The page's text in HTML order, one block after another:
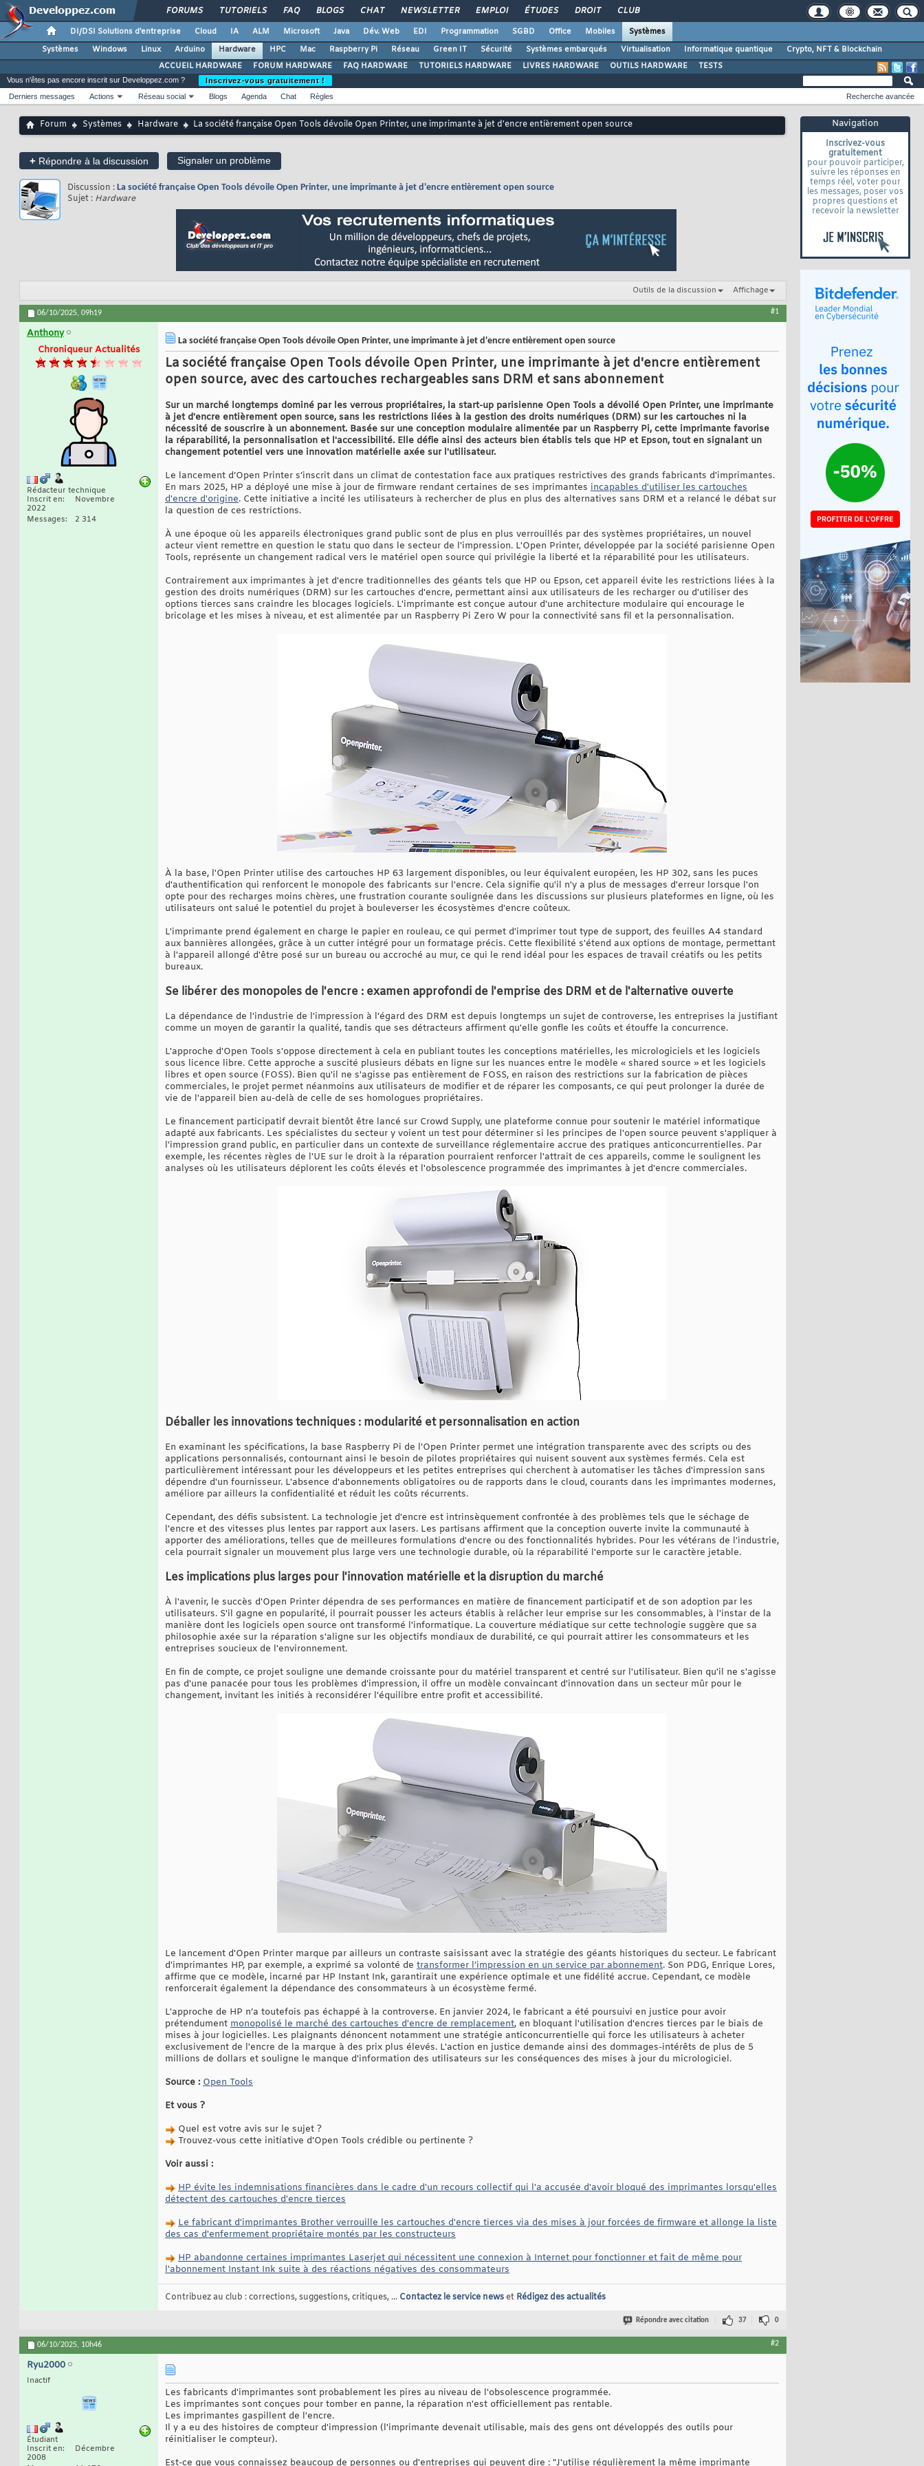
FORUMS TUTORIELS FAQ BLOGS CHAT NEWSLETTER EMPLOI ÉTUDES DROIT CLUB
DI/DSI Solutions d'entreprise Cloud IA ALM Microsoft Java Dév. Web EDI Programmation SGBD Office Mobiles
Systèmes
Systèmes
Windows Linux Arduino Hardware HPC Mac Raspberry Pi Réseau Green IT Sécurité Systèmes embarqués Virtualisation Informatique quantique
Crypto, NFT & Blockchain
ACCUEIL HARDWARE
FORUM HARDWARE FAQ HARDWARE TUTORIELS HARDWARE LIVRES HARDWARE OUTILS HARDWARE TESTS
Navigation
Inscrivez-vous
gratuitement
pour pouvoir participer,
suivre les réponses en
temps réel, voter pour
les messages, poser vos
propres questions et
recevoir la newsletter
Vous n'êtes pas encore inscrit sur Developpez.com ?
Inscrivez-vous gratuitement !
Derniers messages
Actions Réseau social Blogs Agenda Chat Règles Recherche avancée
Forum Systèmes Hardware La société française Open Tools dévoile Open Printer, une imprimante à jet d'encre entièrement open source
+ Répondre à la discussion Signaler un problème
Discussion : La société française Open Tools dévoile Open Printer, une imprimante à jet d'encre entièrement open source
Sujet : Hardware
Outils de la discussion Affichage
06/10/2025, 09h19 #1
Anthony
Chroniqueur Actualités
Rédacteur technique
Inscrit en
Novembre
2022
Messages
2 314
La société française Open Tools dévoile Open Printer, une imprimante à jet d'encre entièrement open source
La société française Open Tools dévoile Open Printer, une imprimante à jet d'encre entièrement
open source, avec des cartouches rechargeables sans DRM et sans abonnement
Sur un marché longtemps dominé par les verrous propriétaires, la start-up parisienne Open Tools a dévoilé Open Printer, une imprimante
à jet d'encre entièrement open source, sans les restrictions liées à la gestion des droits numériques (DRM) sur les cartouches ni la
nécessité de souscrire à un abonnement. Basée sur une conception modulaire alimentée par un Raspberry Pi, cette imprimante favorise
la réparabilité, la personnalisation et l'accessibilité. Elle défie ainsi des acteurs bien établis tels que HP et Epson, tout en signalant un
changement potentiel vers une innovation matérielle axée sur l'utilisateur.
Le lancement d’Open Printer s’inscrit dans un climat de contestation face aux pratiques restrictives des grands fabricants d'imprimantes.
En mars 2025, HP a déployé une mise à jour de firmware rendant certaines de ses imprimantes incapables d'utiliser les cartouches
d'encre d'origine. Cette initiative a incité les utilisateurs à rechercher de plus en plus des alternatives sans DRM et a relancé le débat sur
la question de ces restrictions.
À une époque où les appareils électroniques grand public sont de plus en plus verrouillés par des systèmes propriétaires, un nouvel
acteur vient remettre en question le statu quo dans le secteur de l'impression. L'Open Printer, développée par la société parisienne Open
Tools, représente un changement radical vers le matériel open source qui privilégie la liberté et la réparabilité pour les utilisateurs.
Contrairement aux imprimantes à jet d'encre traditionnelles des géants tels que HP ou Epson, cet appareil évite les restrictions liées à la
gestion des droits numériques (DRM) sur les cartouches d'encre, permettant ainsi aux utilisateurs de les recharger ou d'utiliser des
options tierces sans craindre les blocages logiciels. L'imprimante est conçue autour d'une architecture modulaire qui encourage le
bricolage et les mises à niveau, et est alimentée par un Raspberry Pi Zero W pour la connectivité sans fil et la personnalisation.
À la base, l'Open Printer utilise des cartouches HP 63 largement disponibles, ou leur équivalent européen, les HP 302, sans les puces
d'authentification qui renforcent le monopole des fabricants sur l'encre. Cela signifie qu'il n'y a plus de messages d'erreur lorsque l'on
opte pour des recharges moins chères, une frustration courante soulignée dans les discussions sur plusieurs plateformes en ligne, où les
utilisateurs ont salué le potentiel du projet à bouleverser les écosystèmes d'encre coûteux.
L'imprimante prend également en charge le papier en rouleau, ce qui permet d'imprimer tout type de support, des feuilles A4 standard
aux bannières allongées, grâce à un cutter intégré pour un formatage précis. Cette flexibilité s'étend aux options de montage, permettant
à l'appareil allongé d'être posé sur un bureau ou accroché au mur, ce qui le rend idéal pour les espaces de travail créatifs ou les petits
bureaux.
Se libérer des monopoles de l'encre : examen approfondi de l'emprise des DRM et de l'alternative ouverte
La dépendance de l'industrie de l'impression à l'égard des DRM est depuis longtemps un sujet de controverse, les entreprises la justifiant
comme un moyen de garantir la qualité, tandis que ses détracteurs affirment qu'elle gonfle les coûts et étouffe la concurrence.
L'approche d'Open Tools s'oppose directement à cela en publiant toutes les conceptions matérielles, les micrologiciels et les logiciels
sous licence libre. Cette approche a suscité plusieurs débats en ligne sur les nuances entre le modèle « shared source » et les logiciels
libres et open source (FOSS). Bien qu'il ne s'agisse pas entièrement de FOSS, en raison des restrictions sur la fabrication de pièces
commerciales, le projet permet néanmoins aux utilisateurs de modifier et de réparer les composants, ce qui peut prolonger la durée de
vie de l'appareil bien au-delà de celle de ses homologues propriétaires.
Le financement participatif devrait bientôt être lancé sur Crowd Supply, une plateforme connue pour soutenir le matériel informatique
adapté aux fabricants. Les spécialistes du secteur y voient un test pour déterminer si les principes de l'open source peuvent s'appliquer à
l'impression grand public, en particulier dans un contexte de surveillance réglementaire accrue des pratiques anticoncurrentielles. Par
exemple, les récentes règles de l'UE sur le droit à la réparation pourraient renforcer l'attrait de ces appareils, comme le soulignent les
analyses où les utilisateurs déplorent les coûts élevés et l'obsolescence programmée des imprimantes à jet d'encre commerciales.
Déballer les innovations techniques : modularité et personnalisation en action
En examinant les spécifications, la base Raspberry Pi de l'Open Printer permet une intégration transparente avec des scripts ou des
applications personnalisés, contournant ainsi le besoin de pilotes propriétaires qui nuisent souvent aux systèmes fermés. Cela est
particulièrement intéressant pour les développeurs et les petites entreprises qui cherchent à automatiser les tâches d'impression sans
dépendre d'un fournisseur. L'absence d'abonnements obligatoires ou de rapports dans le cloud, courants dans les imprimantes modernes,
améliore par ailleurs la confidentialité et réduit les coûts récurrents.
Cependant, des défis subsistent. La technologie jet d'encre est intrinsèquement confrontée à des problèmes tels que le séchage de
l'encre et des vitesses plus lentes par rapport aux lasers. Les partisans affirment que la conception ouverte invite la communauté à
apporter des améliorations, telles que de meilleures formulations d'encre ou des fonctionnalités hybrides. Pour les vétérans de l'industrie,
cela pourrait signaler un mouvement plus large vers une technologie durable, où la réparabilité l'emporte sur le caractère jetable.
Les implications plus larges pour l'innovation matérielle et la disruption du marché
À l'avenir, le succès d'Open Printer dépendra de ses performances en matière de financement participatif et de son adoption par les
utilisateurs. S'il gagne en popularité, il pourrait pousser les acteurs établis à relâcher leur emprise sur les consommables, à l'instar de la
manière dont les logiciels open source ont transformé l'informatique. La couverture médiatique sur cette technologie suggère que sa
philosophie axée sur la réparation s'aligne sur les objectifs mondiaux de durabilité, ce qui pourrait attirer les consommateurs et les
entreprises soucieux de l'environnement.
En fin de compte, ce projet souligne une demande croissante pour du matériel transparent et centré sur l'utilisateur. Bien qu'il ne s'agisse
pas d'une panacée pour tous les problèmes d'impression, il offre un modèle convaincant d'innovation dans un secteur mûr pour le
changement, invitant les initiés à reconsidérer l'équilibre entre profit et accessibilité.
Le lancement d'Open Printer marque par ailleurs un contraste saisissant avec la stratégie des géants historiques du secteur. Le fabricant
d'imprimantes HP, par exemple, a exprimé sa volonté de transformer l’impression en un service par abonnement. Son PDG, Enrique Lores,
affirme que ce modèle, incarné par HP Instant Ink, garantirait une expérience optimale et une fidélité accrue. Cependant, ce modèle
renforcerait également la dépendance des consommateurs à un écosystème fermé.
L'approche de HP n’a toutefois pas échappé à la controverse. En janvier 2024, le fabricant a été poursuivi en justice pour avoir
prétendument monopolisé le marché des cartouches d'encre de remplacement, en bloquant l'utilisation d'encres tierces par le biais de
mises à jour logicielles. Les plaignants dénoncent notamment une stratégie anticoncurrentielle qui force les utilisateurs à acheter
exclusivement de l'encre de la marque à des prix plus élevés. L'action en justice demande ainsi des dommages-intérêts de plus de 5
millions de dollars et souligne le manque d'information des utilisateurs sur les conséquences des mises à jour du micrologiciel.
Source : Open Tools
Et vous ?
Quel est votre avis sur le sujet ?
Trouvez-vous cette initiative d'Open Tools crédible ou pertinente ?
Voir aussi :
HP évite les indemnisations financières dans le cadre d'un recours collectif qui l'a accusée d'avoir bloqué des imprimantes lorsqu'elles
détectent des cartouches d'encre tierces
Le fabricant d'imprimantes Brother verrouille les cartouches d'encre tierces via des mises à jour forcées de firmware et allonge la liste
des cas d'enfermement propriétaire montés par les constructeurs
HP abandonne certaines imprimantes Laserjet qui nécessitent une connexion à Internet pour fonctionner et fait de même pour
l'abonnement Instant Ink suite à des réactions négatives des consommateurs
Contribuez au club : corrections, suggestions, critiques, ... Contactez le service newset Rédigez des actualités
Répondre avec citation 37 0
06/10/2025, 10h46 #2
Ryu2000
Inactif
Étudiant
Inscrit en
Décembre
2008
Les fabricants d'imprimantes sont probablement les pires au niveau de l'obsolescence programmée.
Les imprimantes sont conçues pour tomber en panne, la réparation n'est officiellement pas rentable.
Les imprimantes gaspillent de l'encre.
Il y a eu des histoires de compteur d'impression (l'imprimante devenait utilisable, mais des gens ont développés des outils pour
réinitialiser le compteur).
Est-ce que vous connaissez beaucoup de personnes ou d'entreprises qui peuvent dire : "J'utilise régulièrement la même imprimante